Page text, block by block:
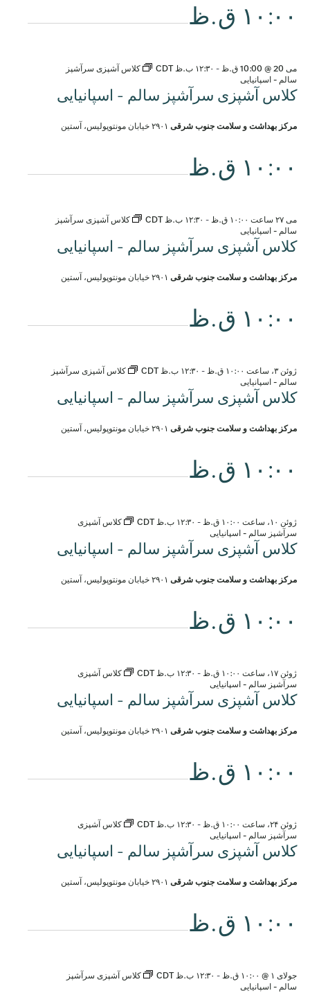
۱۰:۰۰ ق.ظ
کلاس آشپزی سرآشپز سالم - اسپانیایی
می 20 @ 10:00 ق.ظ - ۱۲:۳۰ ب.ظ CDT
کلاس آشپزی سرآشپز
سالم - اسپانیایی
مرکز بهداشت و سلامت جنوب شرقی ۲۹۰۱ خیابان مونتوپولیس، آستین
۱۰:۰۰ ق.ظ
کلاس آشپزی سرآشپز سالم - اسپانیایی
می ۲۷ ساعت ۱۰:۰۰ ق.ظ - ۱۲:۳۰ ب.ظ CDT
کلاس آشپزی سرآشپز
سالم - اسپانیایی
مرکز بهداشت و سلامت جنوب شرقی ۲۹۰۱ خیابان مونتوپولیس، آستین
۱۰:۰۰ ق.ظ
کلاس آشپزی سرآشپز سالم - اسپانیایی
ژوئن ۳، ساعت ۱۰:۰۰ ق.ظ - ۱۲:۳۰ ب.ظ CDT
کلاس آشپزی سرآشپز
سالم - اسپانیایی
مرکز بهداشت و سلامت جنوب شرقی ۲۹۰۱ خیابان مونتوپولیس، آستین
۱۰:۰۰ ق.ظ
کلاس آشپزی سرآشپز سالم - اسپانیایی
ژوئن ۱۰، ساعت ۱۰:۰۰ ق.ظ - ۱۲:۳۰ ب.ظ CDT
کلاس آشپزی
سرآشپز سالم - اسپانیایی
مرکز بهداشت و سلامت جنوب شرقی ۲۹۰۱ خیابان مونتوپولیس، آستین
۱۰:۰۰ ق.ظ
کلاس آشپزی سرآشپز سالم - اسپانیایی
ژوئن ۱۷، ساعت ۱۰:۰۰ ق.ظ - ۱۲:۳۰ ب.ظ CDT
کلاس آشپزی
سرآشپز سالم - اسپانیایی
مرکز بهداشت و سلامت جنوب شرقی ۲۹۰۱ خیابان مونتوپولیس، آستین
۱۰:۰۰ ق.ظ
کلاس آشپزی سرآشپز سالم - اسپانیایی
ژوئن ۲۴، ساعت ۱۰:۰۰ ق.ظ - ۱۲:۳۰ ب.ظ CDT
کلاس آشپزی
سرآشپز سالم - اسپانیایی
مرکز بهداشت و سلامت جنوب شرقی ۲۹۰۱ خیابان مونتوپولیس، آستین
۱۰:۰۰ ق.ظ
جولای ۱ @ ۱۰:۰۰ ق.ظ - ۱۲:۳۰ ب.ظ CDT
کلاس آشپزی سرآشپز
سالم - اسپانیایی